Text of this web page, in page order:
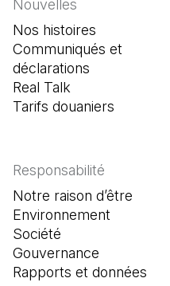
Nouvelles
Nos histoires
Communiqués et
déclarations
Real Talk
Tarifs douaniers
Responsabilité
Notre raison d’être
Environnement
Société
Gouvernance
Rapports et données